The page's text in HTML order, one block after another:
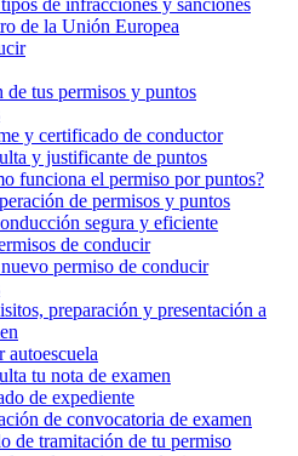
de infracciones y sanciones
de la Unión Europea
tus permisos y puntos
y certificado de conductor
y justificante de puntos
funciona el permiso por puntos?
de permisos y puntos
segura y eficiente
de conducir
permiso de conducir
preparación y presentación a
autoescuela
tu nota de examen
de expediente
de convocatoria de examen
de tramitación de tu permiso